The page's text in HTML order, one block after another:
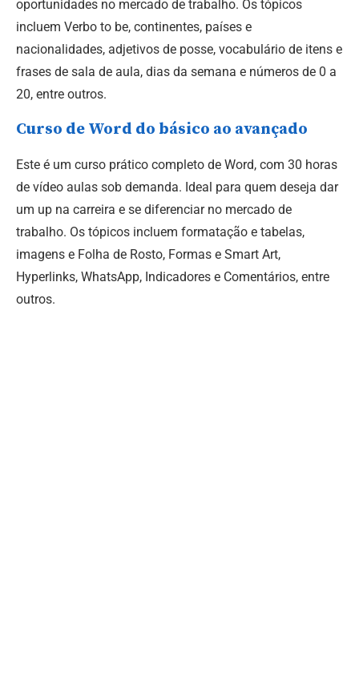
oportunidades no mercado de trabalho. Os tópicos
incluem Verbo to be, continentes, países e
nacionalidades, adjetivos de posse, vocabulário de itens e
frases de sala de aula, dias da semana e números de 0 a
20, entre outros.
Curso de Word do básico ao avançado
Este é um curso prático completo de Word, com 30 horas
de vídeo aulas sob demanda. Ideal para quem deseja dar
um up na carreira e se diferenciar no mercado de
trabalho. Os tópicos incluem formatação e tabelas,
imagens e Folha de Rosto, Formas e Smart Art,
Hyperlinks, WhatsApp, Indicadores e Comentários, entre
outros.